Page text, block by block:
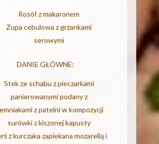
Rosół z makaronem
Zupa cebulowa z grzankami
serowymi
DANIE GŁÓWNE:
Stek ze schabu z pieczarkami
panierowanymi podany z
z patelni w kompozycji
surówki z kiszonej kapusty
z kurczaka zapiekana mozarellą i